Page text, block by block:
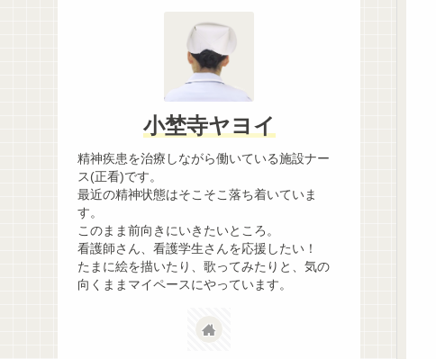
小埜寺ヤヨイ
精神疾患を治療しながら働いている施設ナー
ス(正看)です。
最近の精神状態はそこそこ落ち着いていま
す。
このまま前向きにいきたいところ。
看護師さん、看護学生さんを応援したい！
たまに絵を描いたり、歌ってみたりと、気の
向くままマイペースにやっています。